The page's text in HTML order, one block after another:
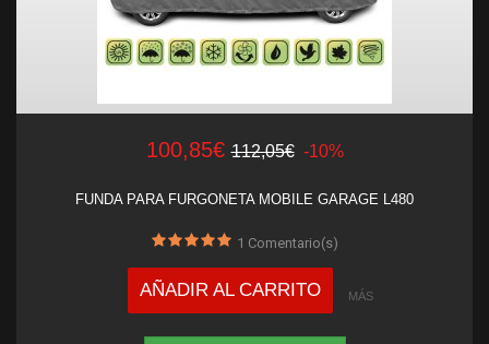
100,85€ 112,05€ -10%
FUNDA PARA FURGONETA MOBILE GARAGE L480
1 Comentario(s)
AÑADIR AL CARRITO MÁS